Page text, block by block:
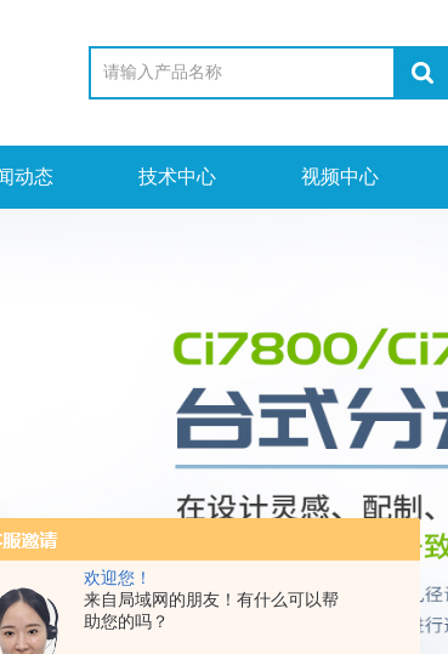
欢迎您！
来自局域网的朋友！有什么可以帮
助您的吗？
动态 技术中心 视频中心